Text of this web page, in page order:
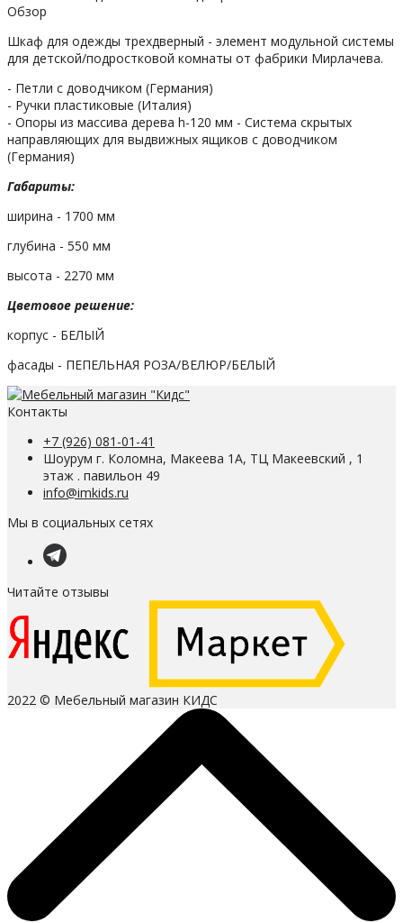
Обзор
Шкаф для одежды трехдверный - элемент модульной системы
для детской/подростковой комнаты от фабрики Мирлачева.
- Петли с доводчиком (Германия)
- Ручки пластиковые (Италия)
- Опоры из массива дерева h-120 мм - Система скрытых
направляющих для выдвижных ящиков с доводчиком
(Германия)
Габариты:
ширина - 1700 мм
глубина - 550 мм
высота - 2270 мм
Цветовое решение:
корпус - БЕЛЫЙ
фасады - ПЕПЕЛЬНАЯ РОЗА/ВЕЛЮР/БЕЛЫЙ
Контакты
+7 (926) 081-01-41
Шоурум г. Коломна, Макеева 1А, ТЦ Макеевский , 1
этаж . павильон 49
info@imkids.ru
Мы в социальных сетях
Читайте отзывы
2022 © Мебельный магазин КИДС